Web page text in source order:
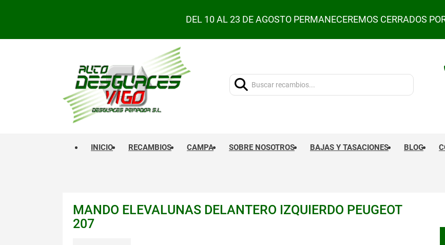
DEL 10 AL 23 DE AGOSTO PERMANECEREMOS CERRADOS
Buscar:
INICIO RECAMBIOS CAMPA SOBRE NOSOTROS BAJAS Y TASACIONES BLOG
MANDO ELEVALUNAS DELANTERO IZQUIERDO PEUGEOT
207